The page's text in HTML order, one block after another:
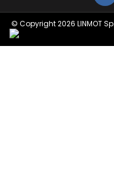
© Copyright 2026 LINMOT